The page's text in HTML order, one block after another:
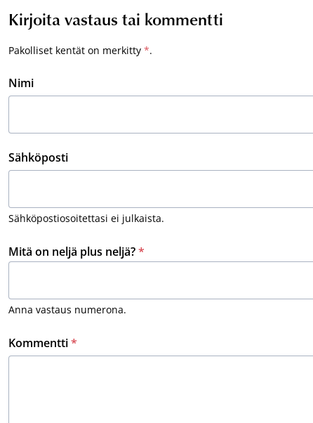
Kirjoita vastaus tai kommentti
Pakolliset kentät on merkitty *.
Nimi
Sähköposti
Sähköpostiosoitettasi ei julkaista.
Mitä on neljä plus neljä?*
Anna vastaus numerona.
Kommentti*